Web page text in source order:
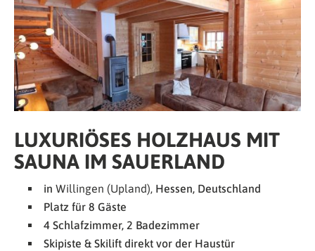
LUXURIÖSES HOLZHAUS MIT
SAUNA IM SAUERLAND
in Willingen (Upland), Hessen, Deutschland
Platz für 8 Gäste
4 Schlafzimmer, 2 Badezimmer
Skipiste & Skilift direkt vor der Haustür